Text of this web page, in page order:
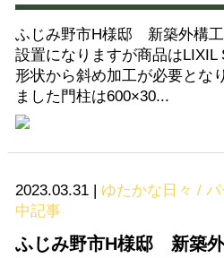
ふじみ野市H様邸 新築外構
設置になりますが商品はLIXIL
形状から斜め加工が必要とな
ました門柱は600×30...
2023.03.31
ゆたかな日々 /
中記事
ふじみ野市H様邸 新築